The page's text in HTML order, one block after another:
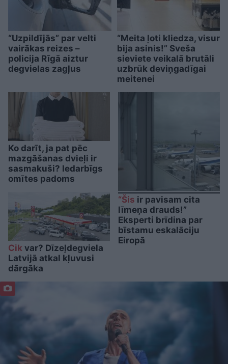
“Uzpildījās” par velti
vairākas reizes –
policija Rīgā aiztur
degvielas zagļus
“Meita ļoti kliedza, visur
bija asinis!” Sveša
sieviete veikalā brutāli
uzbrūk deviņgadīgai
meitenei
Ko darīt, ja pat pēc
mazgāšanas dvieļi ir
sasmakuši? Iedarbīgs
omītes padoms
Cik var? Dīzeļdegviela
Latvijā atkal kļuvusi
dārgāka
“Šis ir pavisam cita
līmeņa drauds!”
Eksperti brīdina par
bīstamu eskalāciju
Eiropā